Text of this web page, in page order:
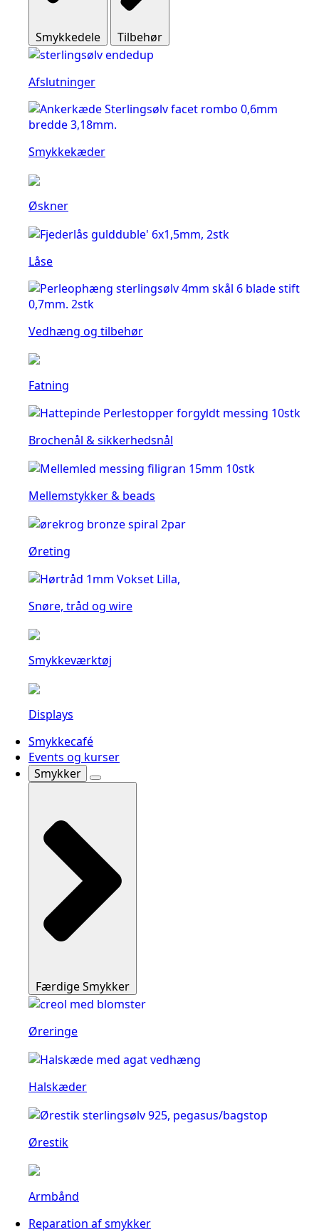
Smykkedele Tilbehør
Afslutninger
Smykkekæder
Øskner
Låse
Vedhæng og tilbehør
Fatning
Brochenål & sikkerhedsnål
Mellemstykker & beads
Øreting
Snøre, tråd og wire
Smykkeværktøj
Displays
Smykkecafé
Events og kurser
Smykker
Færdige Smykker
Øreringe
Halskæder
Ørestik
Armbånd
Reparation af smykker